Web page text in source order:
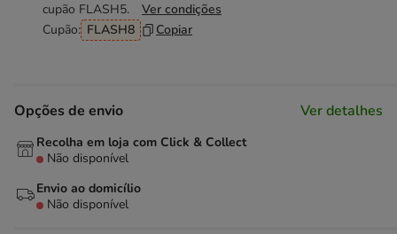
cupão FLASH5.
Ver condições
Cupão: FLASH8 Copiar
Opções de envio Ver detalhes
Recolha em loja com Click & Collect
Não disponível
Envio ao domicílio
Não disponível